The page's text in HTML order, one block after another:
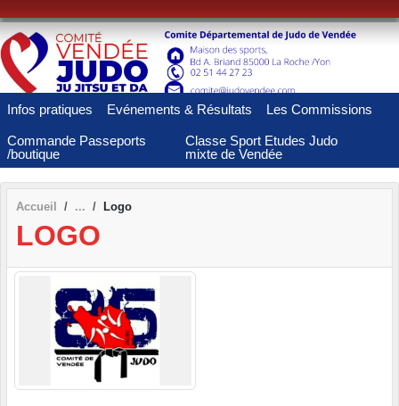
Infos pratiques Evénements & Résultats Les Commissions
Commande Passeports
/boutique
Classe Sport Etudes Judo
mixte de Vendée
Accueil Logo
LOGO